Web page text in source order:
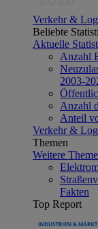
Verkehr &
Beliebte
Aktuelle
Anzahl
2003-
Anzahl
Anteil
Verkehr &
Themen
Weitere
Fakten
Top Report